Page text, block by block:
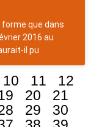
que dans
2016 au
il pu
10 11
12
20
21
29
30